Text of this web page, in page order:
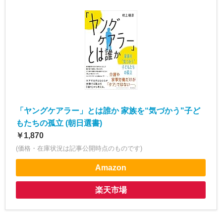
「ヤングケアラー」とは誰か 家族を“気づかう"子ど
もたちの孤立 (朝日選書)
￥1,870
(価格・在庫状況は記事公開時点のものです)
Amazon
楽天市場